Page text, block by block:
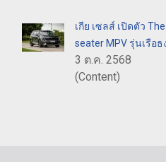
เกีย เซลส์ เปิดตัว
seater MPV รุ่นเรือ
3 ต.ค. 2568
(Content)